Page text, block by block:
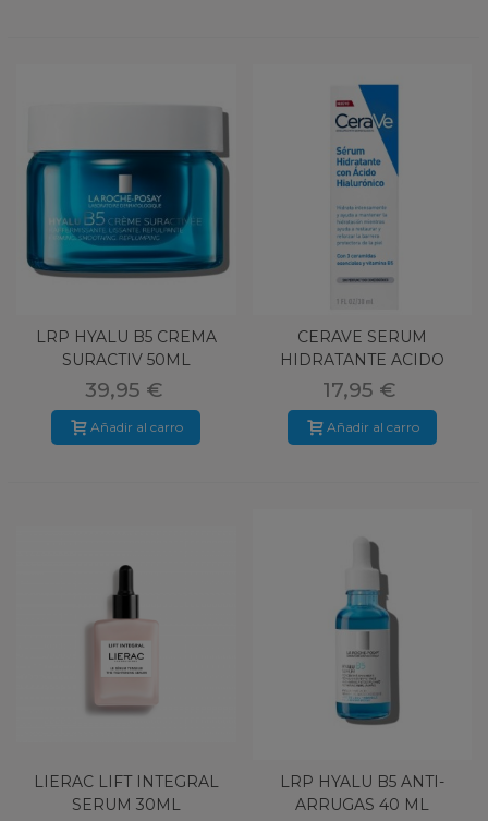
LRP HYALU B5 CREMA
SURACTIV 50ML
39,95 €
Añadir al carro
CERAVE SERUM
HIDRATANTE ACIDO
HIALURONICO
17,95 €
Añadir al carro
LIERAC LIFT INTEGRAL
SERUM 30ML
LRP HYALU B5 ANTI-
ARRUGAS 40 ML